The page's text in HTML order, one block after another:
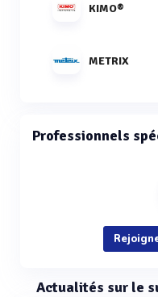
KIMO®
METRIX
Professionnels
Actualités sur le